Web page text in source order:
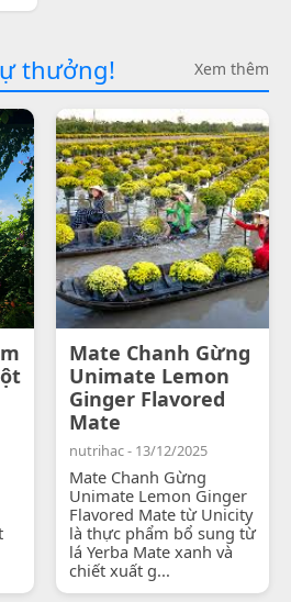
thưởng! Xem thêm
Mate Chanh Gừng
Unimate Lemon
Ginger Flavored
Mate
nutrihac - 13/12/2025
Mate Chanh Gừng
Unimate Lemon Ginger
Flavored Mate từ Unicity
là thực phẩm bổ sung từ
lá Yerba Mate xanh và
chiết xuất g...